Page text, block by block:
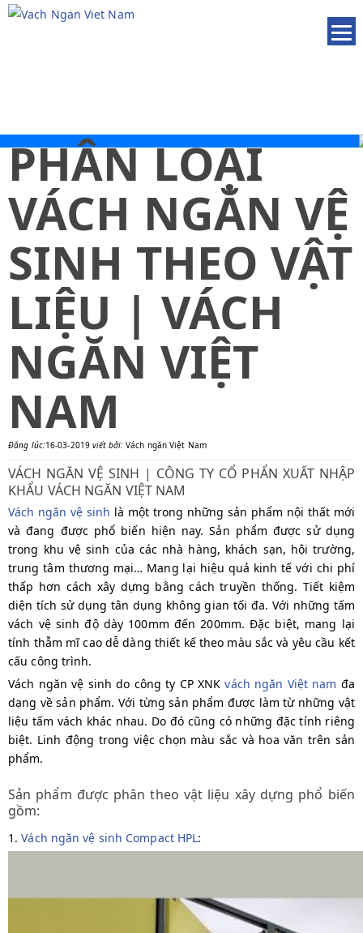
PHÂN LOẠI
VÁCH NGĂN VỆ
SINH THEO VẬT
LIỆU | VÁCH
NGĂN VIỆT
NAM
Đăng lúc:16-03-2019viết bởi:Vách ngăn Việt Nam
VÁCH NGĂN VỆ SINH | CÔNG TY CỔ PHẨN XUẤT NHẬP
KHẨU VÁCH NGĂN VIỆT NAM
Vách ngăn vệ sinh là một trong những sản phẩm nội thất mới
và đang được phổ biến hiện nay. Sản phẩm được sử dụng
trong khu vệ sinh của các nhà hàng, khách sạn, hội trường,
trung tâm thương mại… Mang lại hiệu quả kinh tế với chi phí
thấp hơn cách xây dựng bằng cách truyền thống. Tiết kiệm
diện tích sử dụng tân dụng không gian tối đa. Với những tấm
vách vệ sinh độ dày 100mm đến 200mm. Đặc biệt, mang lại
tính thẫm mĩ cao dễ dàng thiết kế theo màu sắc và yêu cầu kết
cấu công trình.
Vách ngăn vệ sinh do công ty CP XNKvách ngăn Việt nam đa
dạng về sản phẩm. Với từng sản phẩm được làm từ những vật
liệu tấm vách khác nhau. Do đó cũng có những đặc tính riêng
biệt. Linh động trong việc chọn màu sắc và hoa văn trên sản
phẩm.
Sản phẩm được phân theo vật liệu xây dựng phổ biến
gồm:
1.Vách ngăn vệ sinh Compact HPL: